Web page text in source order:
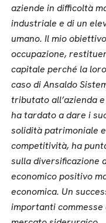
aziende in difficoltà
industriale e di un
umano. Il mio
occupazione,
capitale perché la
caso di Ansaldo
tributato all’azienda
ha tardato a dare i
solidità patrimoniale
competitività, ha
sulla diversificazione
economico positivo
economica. Un
importanti